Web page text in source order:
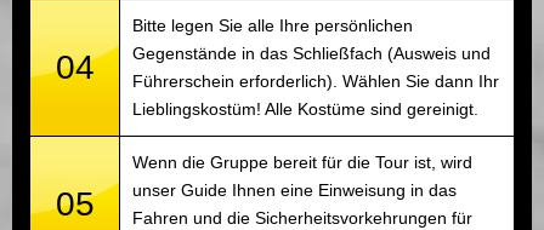
04
Bitte legen Sie alle Ihre persönlichen
Gegenstände in das Schließfach (Ausweis und
Führerschein erforderlich). Wählen Sie dann Ihr
Lieblingskostüm! Alle Kostüme sind gereinigt.
05
Wenn die Gruppe bereit für die Tour ist, wird
unser Guide Ihnen eine Einweisung in das
Fahren und die Sicherheitsvorkehrungen für